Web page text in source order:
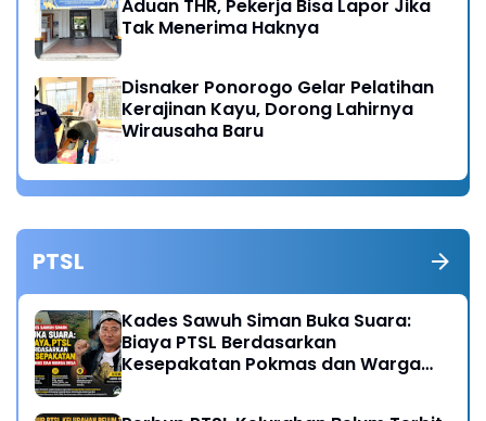
Aduan THR, Pekerja Bisa Lapor Jika
Tak Menerima Haknya
Disnaker Ponorogo Gelar Pelatihan
Kerajinan Kayu, Dorong Lahirnya
Wirausaha Baru
PTSL
Kades Sawuh Siman Buka Suara:
Biaya PTSL Berdasarkan
Kesepakatan Pokmas dan Warga